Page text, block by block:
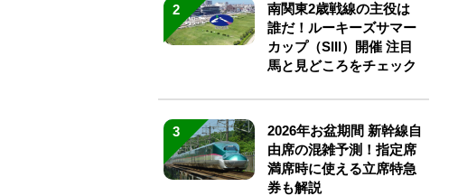
2
南関東2歳戦線の主役は
誰だ！ルーキーズサマー
カップ（SIII）開催 注目
馬と見どころをチェック
3
2026年お盆期間 新幹線自
由席の混雑予測！指定席
満席時に使える立席特急
券も解説